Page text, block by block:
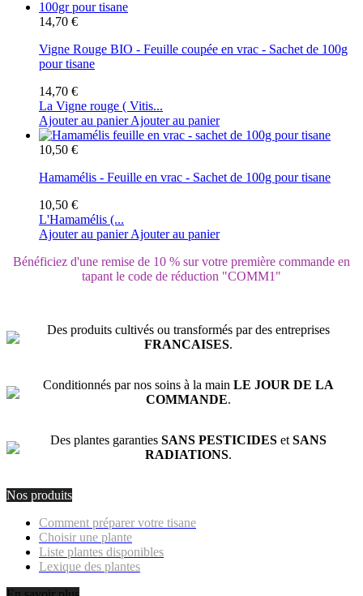
14,70 €
Vigne Rouge BIO - Feuille coupée en vrac - Sachet de 100g
pour tisane
14,70 €
La Vigne rouge ( Vitis...
Ajouter au panier Ajouter au panier
10,50 €
Hamamélis - Feuille en vrac - Sachet de 100g pour tisane
10,50 €
L'Hamamélis (...
Ajouter au panier Ajouter au panier
Bénéficiez d'une remise de 10 % sur votre première commande en
tapant le code de réduction "COMM1"
Des produits cultivés ou transformés par des entreprises
FRANCAISES.
Conditionnés par nos soins à la main LE JOUR DE LA
COMMANDE.
Des plantes garanties SANS PESTICIDESet SANS
RADIATIONS.
Nos produits
Comment préparer votre tisane
Choisir une plante
Liste plantes disponibles
Lexique des plantes